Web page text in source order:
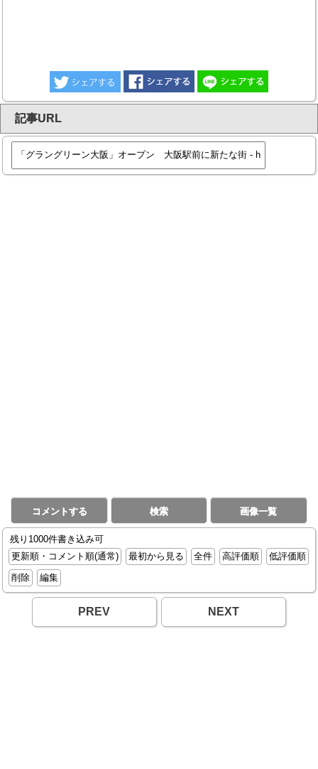
記事URL
コメントする 検索 画像一覧
残り1000件書き込み可
更新順・コメント順(通常)
最初から見る 全件 高評価順
低評価順
削除
編集
PREV NEXT